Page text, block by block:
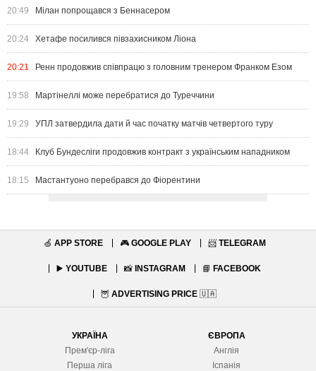
20:49 Мілан попрощався з Беннасером
20:24 Хетафе посилився півзахисником Ліона
20:21 Ренн продовжив співпрацю з головним тренером Франком Езом
19:58 Мартінеллі може перебратися до Туреччини
19:29 УПЛ затвердила дати й час початку матчів четвертого туру
18:44 Клуб Бундесліги продовжив контракт з українським нападником
18:15 Мастантуоно перебрався до Фіорентини
🍏 APP STORE 🎮 GOOGLE PLAY 📨 TELEGRAM
▶️ YOUTUBE 📸 INSTAGRAM 📘 FACEBOOK
🦉 ADVERTISING PRICE 🇺🇦
УКРАЇНА
Прем'єр-ліга
Перша ліга
ЄВРОПА
Англія
Іспанія